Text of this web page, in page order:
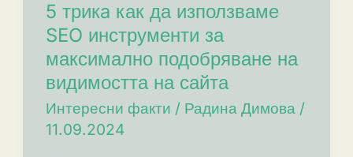
5 трикa как да използваме
SEO инструменти за
максимално подобряване на
видимостта на сайта
Интересни факти / Радина Димова /
11.09.2024